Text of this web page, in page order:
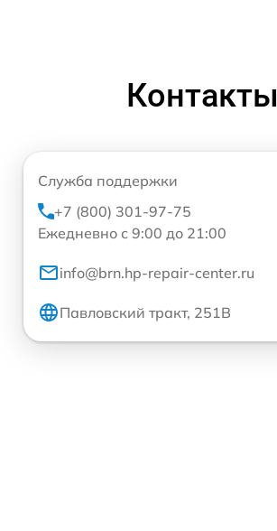
Контакты
Служба поддержки
+7 (800) 301-97-75
Ежедневно с 9:00 до 21:00
info@brn.hp-repair-center.ru
Павловский тракт, 251В